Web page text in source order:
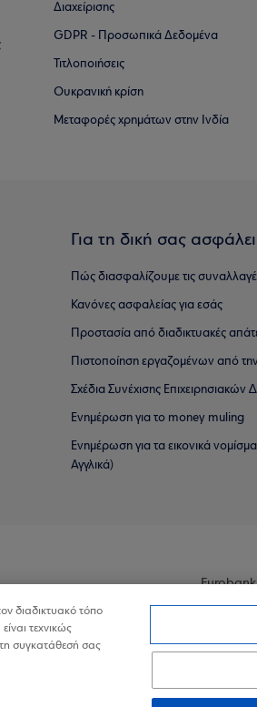
Διαχείρισης
GDPR - Προσωπικά Δεδομένα
Τιτλοποιήσεις
Ουκρανική κρίση
Μεταφορές χρημάτων στην Ινδία
Για τη δική σας
Πώς διασφαλίζουμε τις
Κανόνες ασφαλείας για εσάς
Προστασία από διαδικτυακές
Πιστοποίηση εργαζομένων από
Σχέδια Συνέχισης Επιχειρησιακών
Ενημέρωση για το money muling
Ενημέρωση για τα εικονικά
Αγγλικά)
Πολιτική Cookies
διαδικτυακό τόπο
τεχνικώς
συγκατάθεσή σας